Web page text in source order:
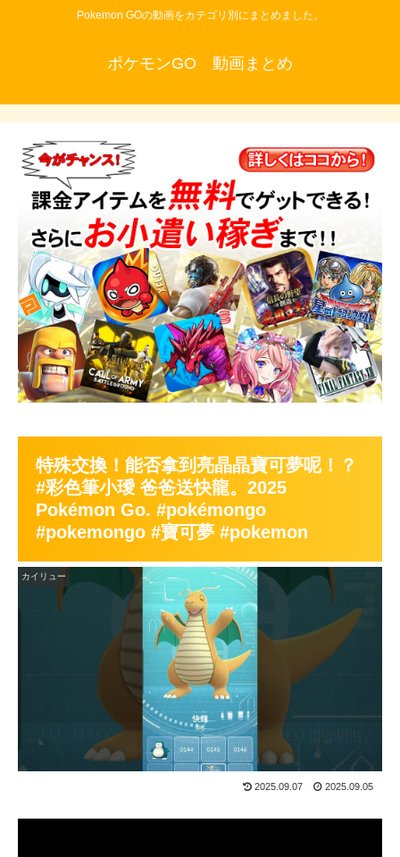
Pokemon GOの動画をカテゴリ別にまとめました。
ポケモンGO 動画まとめ
特殊交換！能否拿到亮晶晶寶可夢呢！？
#彩色筆小璦 爸爸送快龍。2025
Pokémon Go. #pokémongo
#pokemongo #寶可夢 #pokemon
カイリュー
2025.09.07 2025.09.05